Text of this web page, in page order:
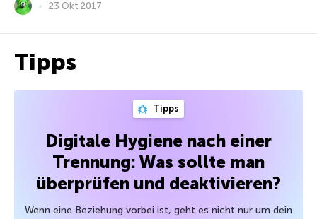
23 Okt 2017
Tipps
Tipps
Digitale Hygiene nach einer
Trennung: Was sollte man
überprüfen und deaktivieren?
Wenn eine Beziehung vorbei ist, geht es nicht nur um dein